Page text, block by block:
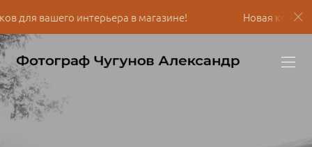
в магазине! Новая коллекция снимков